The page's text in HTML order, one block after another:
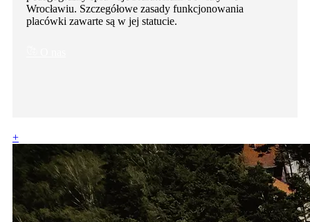
Wrocławiu. Szczegółowe zasady funkcjonowania
placówki zawarte są w jej statucie.
+